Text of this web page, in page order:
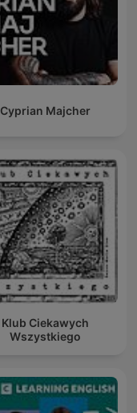
Cyprian Majcher
Klub Ciekawych
Wszystkiego